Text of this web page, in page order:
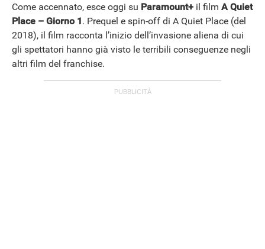
Come accennato, esce oggi su Paramount+ il film A Quiet
Place – Giorno 1. Prequel e spin-off di A Quiet Place (del
2018), il film racconta l’inizio dell’invasione aliena di cui
gli spettatori hanno già visto le terribili conseguenze negli
altri film del franchise.